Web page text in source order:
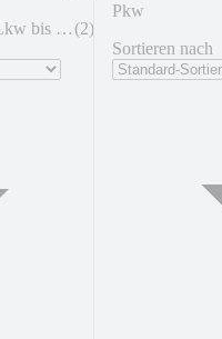
Transporter oder Lkw bis 7,5 t (2)
Pkw
Sortieren nach